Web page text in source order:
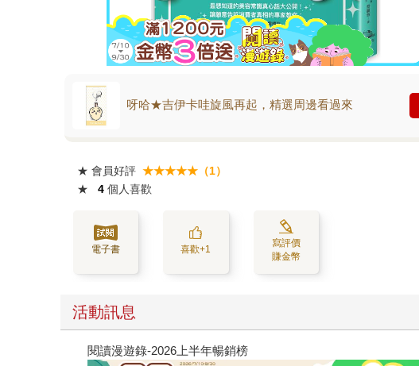
呀哈★吉伊卡哇旋風再起，精選周邊看過來
★ 會員好評 ★★★★★（1）
★
4 個人喜歡
電子書 喜歡+1
寫評價
賺金幣
活動訊息
閱讀漫遊錄-2026上半年暢銷榜